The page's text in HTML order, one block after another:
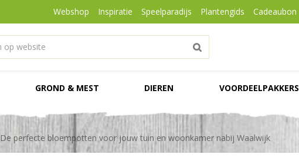
De perfecte bloempotten voor jouw tuin en woonkamer nabij Waalwijk
Webshop Inspiratie Speelparadijs Plantengids Cadeaubon
GROND & MEST DIEREN VOORDEELPAKKERS